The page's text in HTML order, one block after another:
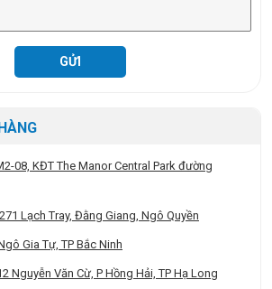
08, KĐT The Manor Central Park đường
Lạch Tray, Đằng Giang, Ngô Quyền
Gia Tự, TP Bắc Ninh
Nguyễn Văn Cừ, P Hồng Hải, TP Hạ Long